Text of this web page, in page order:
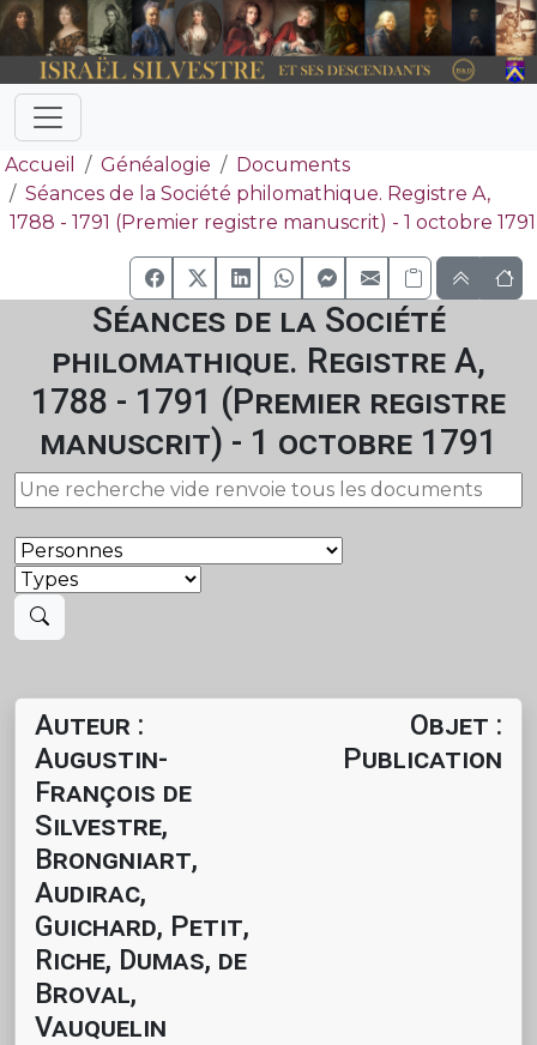
Accueil Généalogie
Documents
Séances de la Société philomathique. Registre A,
1788 - 1791 (Premier registre manuscrit) - 1 octobre 1791
Séances de la Société
philomathique. Registre A,
1788 - 1791 (Premier registre
manuscrit) - 1 octobre 1791
Auteur :
Augustin-
François de
Silvestre,
Brongniart,
Audirac,
Guichard, Petit,
Riche, Dumas, de
Broval,
Vauquelin
Objet :
Publication